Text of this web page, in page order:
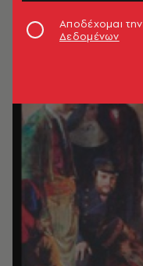
Αποδέχομαι την
Δεδομένων